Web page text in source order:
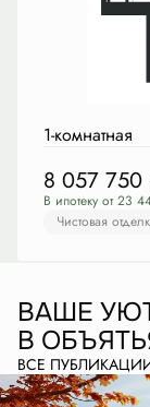
1-комнатная
8 057 750
В ипотеку от 23
Чистовая
ВАШЕ
В
ВСЕ